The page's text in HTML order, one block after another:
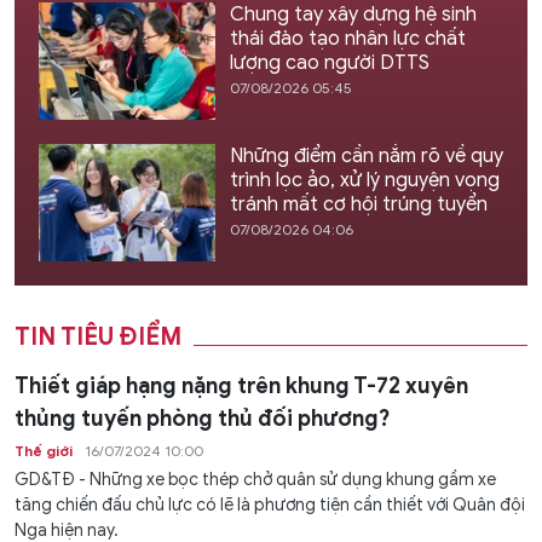
Chung tay xây dựng hệ sinh
thái đào tạo nhân lực chất
lượng cao người DTTS
07/08/2026 05:45
Những điểm cần nắm rõ về quy
trình lọc ảo, xử lý nguyện vọng
tránh mất cơ hội trúng tuyển
07/08/2026 04:06
TIN TIÊU ĐIỂM
Thiết giáp hạng nặng trên khung T-72 xuyên
thủng tuyến phòng thủ đối phương?
Thế giới 16/07/2024 10:00
GD&TĐ - Những xe bọc thép chở quân sử dụng khung gầm xe
tăng chiến đấu chủ lực có lẽ là phương tiện cần thiết với Quân đội
Nga hiện nay.